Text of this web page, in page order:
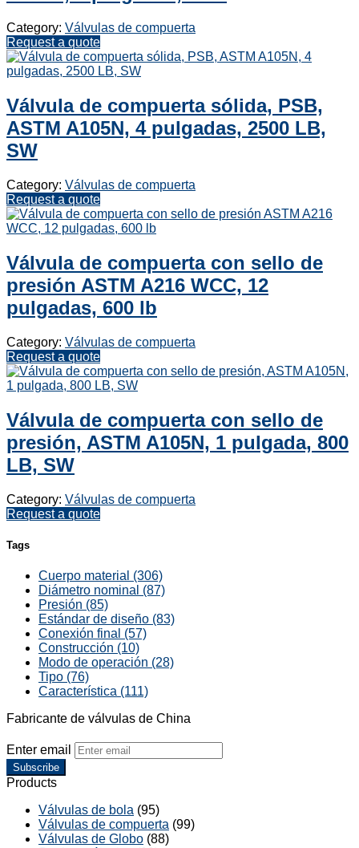
Category: Válvulas de compuerta
Request a quote
Válvula de compuerta sólida, PSB,
ASTM A105N, 4 pulgadas, 2500 LB,
SW
Category: Válvulas de compuerta
Request a quote
Válvula de compuerta con sello de
presión ASTM A216 WCC, 12
pulgadas, 600 lb
Category: Válvulas de compuerta
Request a quote
Válvula de compuerta con sello de
presión, ASTM A105N, 1 pulgada, 800
LB, SW
Category: Válvulas de compuerta
Request a quote
Tags
Cuerpo material (306)
Diámetro nominal (87)
Presión (85)
Estándar de diseño (83)
Conexión final (57)
Construcción (10)
Modo de operación (28)
Tipo (76)
Característica (111)
Fabricante de válvulas de China
Enter email
Subscribe
Products
Válvulas de bola (95)
Válvulas de compuerta (99)
Válvulas de Globo (88)